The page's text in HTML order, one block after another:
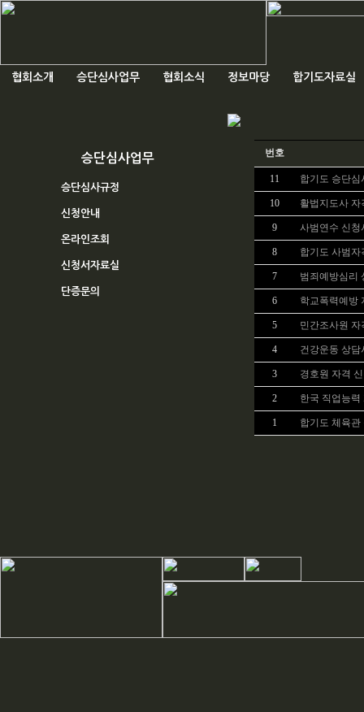
협회소개 승단심사업무 협회소식 정보마당 합기도자료실
승단심사업무
승단심사규정
신청안내
온라인조회
신청서자료실
단증문의
번호
11 합기도 승단심
10 활법지도사 자
9 사범연수 신청
8 합기도 사범자
7 범죄예방심리
6 학교폭력예방
5 민간조사원 자
4 건강운동 상
3 경호원 자격
2 한국 직업능
1 합기도 체육관